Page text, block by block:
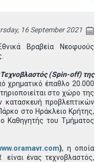
16 September 2021
Βραβεία Νεοφυούς
(Spin-off) της
χρηματικό έπαθλο 20.000
στο χώρο της
κατασκευή προβλεπτικών
στο Ηράκλειο Κρήτης,
Καθηγητής του Τμήματος
), η οποία
ένας τεχνοβλαστός,